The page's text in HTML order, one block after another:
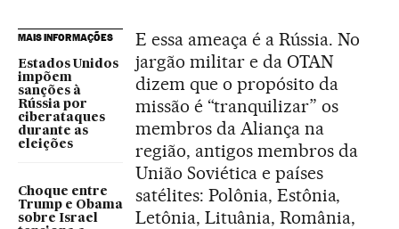
MAIS INFORMAÇÕES
Estados Unidos
impõem
sanções à
Rússia por
ciberataques
durante as
eleições
Choque entre
Trump e Obama
sobre Israel
E essa ameaça é a Rússia. No
jargão militar e da OTAN
dizem que o propósito da
missão é “tranquilizar” os
membros da Aliança na
região, antigos membros da
União Soviética e países
satélites: Polônia, Estônia,
Letônia, Lituânia, România,